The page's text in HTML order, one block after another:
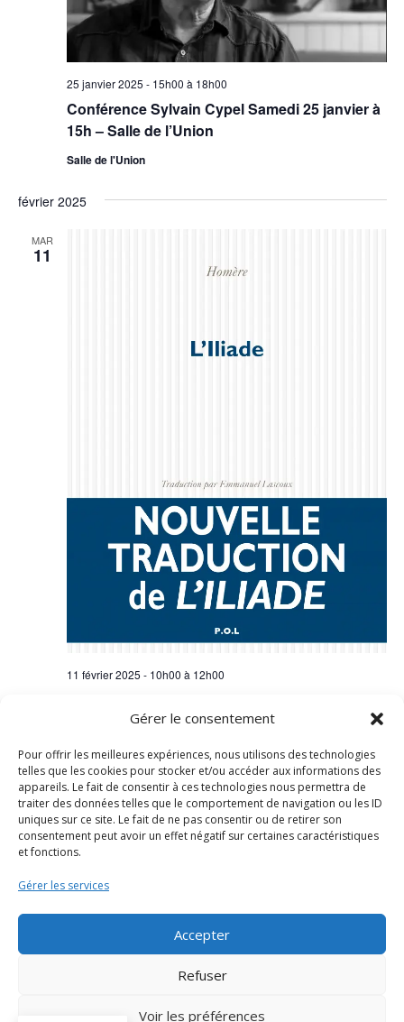
Gérer le consentement
Pour offrir les meilleures expériences, nous utilisons des technologies
telles que les cookies pour stocker et/ou accéder aux informations des
appareils. Le fait de consentir à ces technologies nous permettra de
traiter des données telles que le comportement de navigation ou les ID
uniques sur ce site. Le fait de ne pas consentir ou de retirer son
consentement peut avoir un effet négatif sur certaines caractéristiques
et fonctions.
Gérer les services
Accepter
Refuser
Voir les préférences
Conférence Sylvain Cypel Samedi 25 janvier à
15h – Salle de l’Union
25 janvier 2025 - 15h00 à 18h00
Salle de l'Union
février 2025
MAR
11
février de 10h à 12h à la salle de l’Union
11 février 2025 - 10h00 à 12h00
Salle de l'Union
Évènements
précédents Aujourd’hui Évènements
suivants